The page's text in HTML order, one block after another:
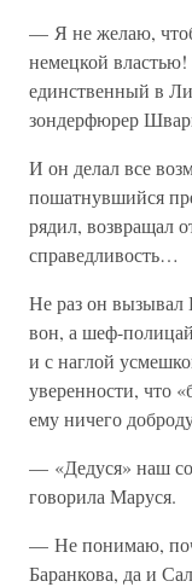
— Я не желаю,
немецкой
единственный в
зондерфюрер
И он делал все
пошатнувшийся
рядил, возвращал
справедливость…
Не раз он вызывал
вон, а шеф-
и с наглой
уверенности, что
ему ничего
— «Дедуся» наш
говорила Маруся.
— Не понимаю,
Баранкова, да и